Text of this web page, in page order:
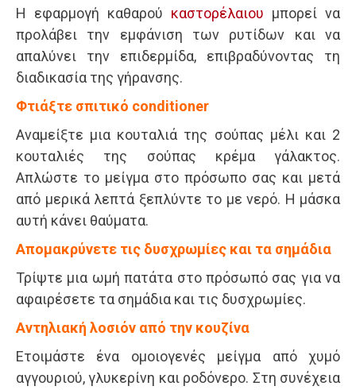
Η εφαρμογή καθαρού καστορέλαιου μπορεί να
προλάβει την εμφάνιση των ρυτίδων και να
απαλύνει την επιδερμίδα, επιβραδύνοντας τη
διαδικασία της γήρανσης.
Φτιάξτε σπιτικό conditioner
Αναμείξτε μια κουταλιά της σούπας μέλι και 2
κουταλιές της σούπας κρέμα γάλακτος.
Απλώστε το μείγμα στο πρόσωπο σας και μετά
από μερικά λεπτά ξεπλύντε το με νερό. Η μάσκα
αυτή κάνει θαύματα.
Απομακρύνετε τις δυσχρωμίες και τα σημάδια
Τρίψτε μια ωμή πατάτα στο πρόσωπό σας για να
αφαιρέσετε τα σημάδια και τις δυσχρωμίες.
Αντηλιακή λοσιόν από την κουζίνα
Ετοιμάστε ένα ομοιογενές μείγμα από χυμό
αγγουριού, γλυκερίνη και ροδόνερο. Στη συνέχεια